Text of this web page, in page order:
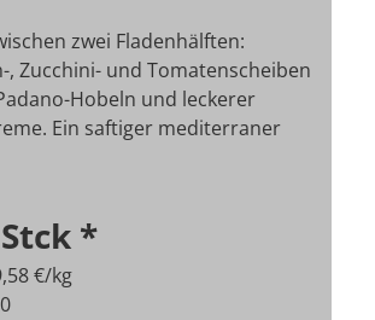
zwei Fladenhälften:
, Zucchini- und Tomatenscheiben
Hobeln und leckerer
Ein saftiger mediterraner
Stck *
€/kg